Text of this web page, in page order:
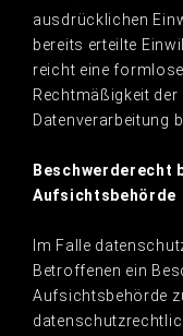
ausdrücklichen
bereits erteilte
reicht eine
Rechtmäßigkeit
Datenverarbeitung
Beschwerderecht
Aufsichtsbehörde
Im Falle
Betroffenen ein
Aufsichtsbehörde